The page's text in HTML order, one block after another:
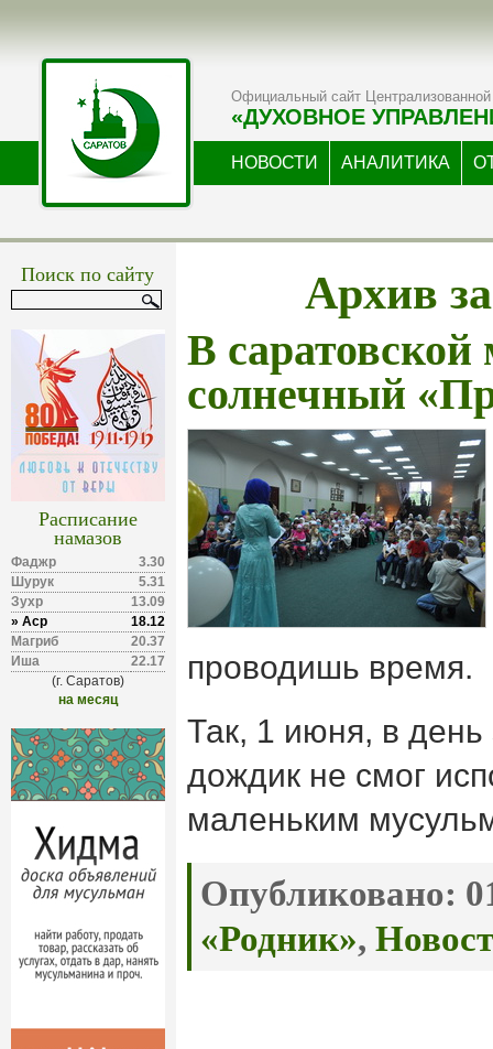
Официальный сайт Централизованной
«ДУХОВНОЕ
НОВОСТИ АНАЛИТИКА
Поиск по сайту
Расписание
намазов
Фаджр
3.30
Шурук
5.31
Зухр
13.09
» Аср
18.12
Магриб
20.37
Иша
22.17
(г. Саратов)
на месяц
Архив
В
солнечный
проводишь время.
Так, 1 июня, в
дождик не смог
маленьким
Опубликовано:
«Родник»,